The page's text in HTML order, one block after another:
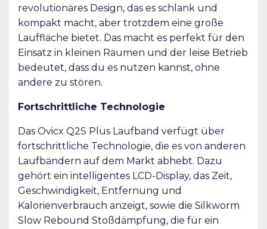
revolutionäres Design, das es schlank und
kompakt macht, aber trotzdem eine große
Lauffläche bietet. Das macht es perfekt für den
Einsatz in kleinen Räumen und der leise Betrieb
bedeutet, dass du es nutzen kannst, ohne
andere zu stören.
Fortschrittliche Technologie
Das Ovicx Q2S Plus Laufband verfügt über
fortschrittliche Technologie, die es von anderen
Laufbändern auf dem Markt abhebt. Dazu
gehört ein intelligentes LCD-Display, das Zeit,
Geschwindigkeit, Entfernung und
Kalorienverbrauch anzeigt, sowie die Silkworm
Slow Rebound Stoßdämpfung, die für ein